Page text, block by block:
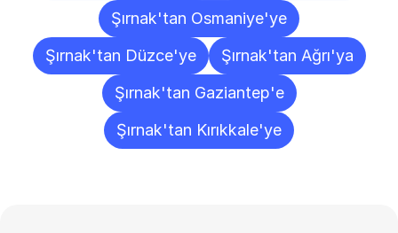
Şırnak'tan Osmaniye'ye
Şırnak'tan Düzce'ye
Şırnak'tan Ağrı'ya
Şırnak'tan Gaziantep'e
Şırnak'tan Kırıkkale'ye